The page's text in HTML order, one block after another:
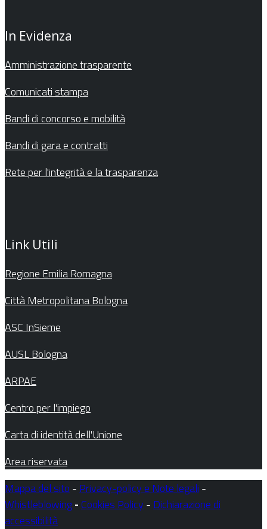
In Evidenza
Amministrazione trasparente
Comunicati stampa
Bandi di concorso e mobilità
Bandi di gara e contratti
Rete per l'integrità e la trasparenza
Link Utili
Regione Emilia Romagna
Città Metropolitana Bologna
ASC InSieme
AUSL Bologna
ARPAE
Centro per l'impiego
Carta di identità dell'Unione
Area riservata
Mappa del sito - Privacy-policy e Note legali -
Whistleblowing-Cookies Policy - Dichiarazione di
accessibilità